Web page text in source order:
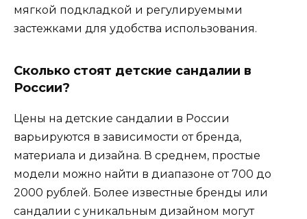
мягкой подкладкой и регулируемыми
застежками для удобства использования.
Сколько стоят детские сандалии в
России?
Цены на детские сандалии в России
варьируются в зависимости от бренда,
материала и дизайна. В среднем, простые
модели можно найти в диапазоне от 700 до
2000 рублей. Более известные бренды или
сандалии с уникальным дизайном могут